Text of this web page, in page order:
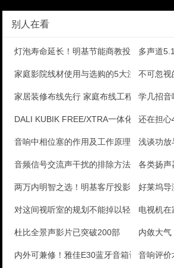
别人在看
灯泡寿命延长！明基节能商教投影评测
多声道
家庭影院线材使用与选购的5大注意事项和
不可忽视
家居装修布线先行 家庭布线工程全攻略
学几招音
DALI KUBIK FREE/XTRA一体化有源音
还在担心
音响中相位塞的作用及工作原理 浅谈功放
音频信号交流声干扰的排除方法 各类扬声
两万内明智之选！明基客厅投影机评测好莱坞导
对这间视听室的规划不能掉以轻心电视机
杜比全景声影片已突破200部 内敛大
内外可兼修！雅佳E30蓝牙音箱评测报告
音响评